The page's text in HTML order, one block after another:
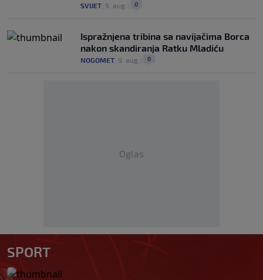
SVIJET 9. aug. 0
Ispražnjena tribina sa navijačima Borca
nakon skandiranja Ratku Mladiću
NOGOMET 9. aug. 0
Oglas
SPORT